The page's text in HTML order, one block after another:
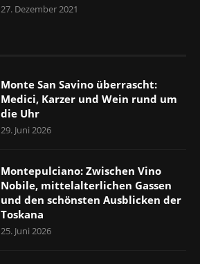
27. Dezember 2021
Monte San Savino überrascht:
Medici, Karzer und Wein rund um
die Uhr
29. Juni 2026
Montepulciano: Zwischen Vino
Nobile, mittelalterlichen Gassen
und den schönsten Ausblicken der
Toskana
25. Juni 2026